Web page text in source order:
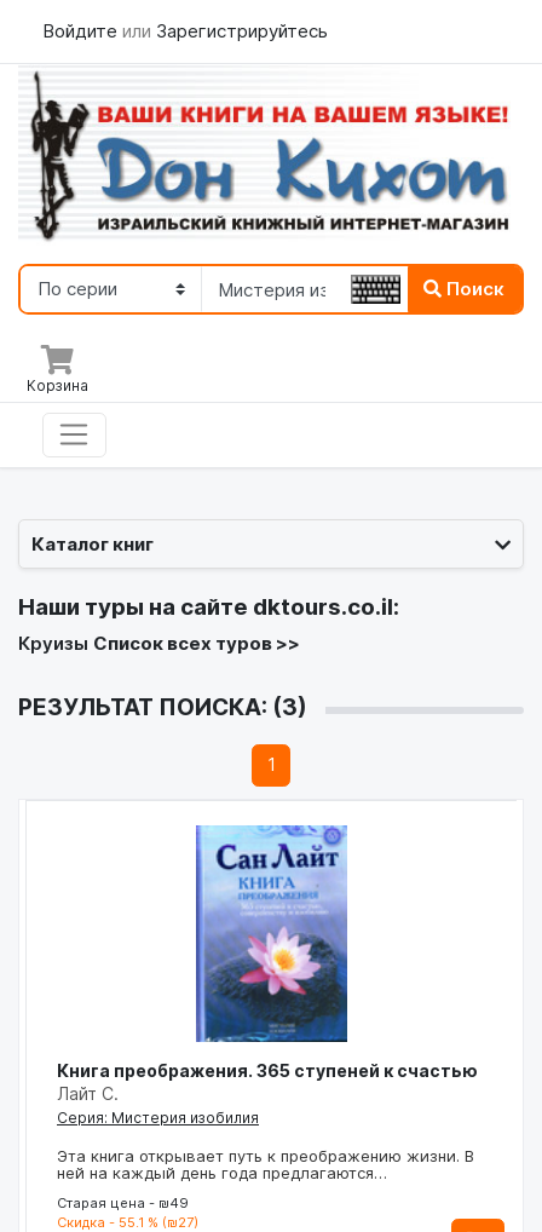
Войдите или Зарегистрируйтесь
Поиск
Корзина
Каталог книг
Наши туры на сайте dktours.co.il:
Круизы Список всех туров >>
РЕЗУЛЬТАТ ПОИСКА: (3)
1
Книга преображения. 365 ступеней к счастью
Лайт С.
Серия: Мистерия изобилия
Эта книга открывает путь к преображению жизни. В
ней на каждый день года предлагаются…
Старая цена - ₪49
Скидка - 55.1 % (₪27)